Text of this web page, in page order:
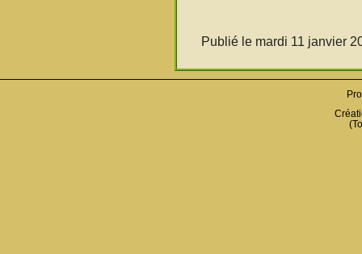
Publié le mardi 11 janvier